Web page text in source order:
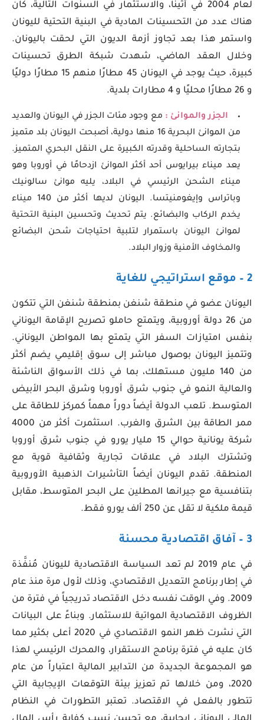
لعام 2004 في أثينا، والاستثمار في السنوات التالية، كان
هناك عدد من التحسينات المادية في البنية التحتية لليونان
واستمر هذا بعد تجاوز أزمة الديون التي لحقت باليونان.
وخلال العقد الماضي، شهدت شبكة الطرق تحسينات
كبيرة، حيث يوجد في اليونان 45 مطارًا منهم 15 مطارًا دوليًا
و 26 مطارًا محليًا و 4 مطارات بلدية.
الجزر والموانئ : مع وجود مئات الجزر في اليونان والعديد
من الموانئ البحرية 16 منها دولية، أصبحت اليونان بلد متميز
بتجارته الساحلية وقدرته الكبيرة على النقل البحري المتميز.
يعد ميناء بيرايوس أحد أكثر الموانئ ازدحامًا في أوروبا وهو
ميناء الشحن الرئيسي في البلاد، يليه موانئ سالونيك
وباتراس وإيغومنيتسا. اليونان لديها أكثر من 140 ميناء
يخدم الركاب والبضائع. يتم تحديث وتحسين البنية التحتية
لموانئ اليونان باستمرار لتلبية احتياجات شحن البضائع
والمخاوف الأمنية وزوار البلاد.
2 – موقع استراتيجي للغاية
اليونان عضو في منطقة شنغن بمنطقة شنغن التي تتكون
من 26 دولة أوروبية، ويتمتع حاملو تصريح الإقامة اليوناني
بنفس امتيازات السفر التي يتمتع بها المواطن اليوناني.
وتتميز اليونان بوصول مباشر إلى سوق إقليمي يضم أكثر
من 140 مليون مستهلك، بما في ذلك الأسواق الناشئة
والعالية النمو في جنوب شرق أوروبا وشرق البحر الأبيض
المتوسط. تلعب الدولة أيضاً دوراً مهماً كمركز للطاقة على
ممر الطاقة بين الشرق والغرب. استثمرت أكثر من 4000
شركة يونانية حوالي 15 مليار يورو في جنوب شرق أوروبا
وتشترك البلاد في علاقات تجارية وثقافية قوية مع
المنطقة. تقدم اليونان أيضاً التأشيرات الذهبية الأوروبية
بتنافسية مع جيرانها المطلين على البحر المتوسط، ​مقابل
قيمة ملكية لا تقل عن 250 ألف يورو فقط.
3 – آفاق اقتصادية محسنة
في عام 2019 لم تعد السياسة الاقتصادية لليونان مُنفَّذة
في إطار برنامج التعديل الاقتصادي، وذلك لأول مرة منذ عام
2009. وفي الوقت نفسه دخل الاقتصاد تدريجياً في فترة من
الظروف الاقتصادية المواتية للاستثمار. وبناءً على البيانات
التي نشرت ظهر النمو الاقتصادي في 2020 أعلى بكثير مما
كان عليه في فترة برنامج الاستقرار، والمحرك الرئيسي لهذا
هو المجموعة الجديدة من التدابير المالية اعتباراً من عام
2020، ومن خلالها تم تعزيز بيئة التوقعات الإيجابية التي
تتطور بالفعل في الاقتصاد. تعتبر التطورات في النظام